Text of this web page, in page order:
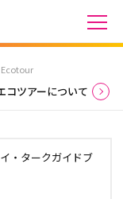
Ecotour
コツアーについて
・タークガイドブ